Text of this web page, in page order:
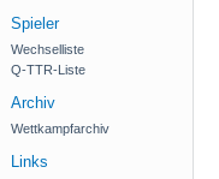
Spieler
Wechselliste
Q-TTR-Liste
Archiv
Wettkampfarchiv
Links